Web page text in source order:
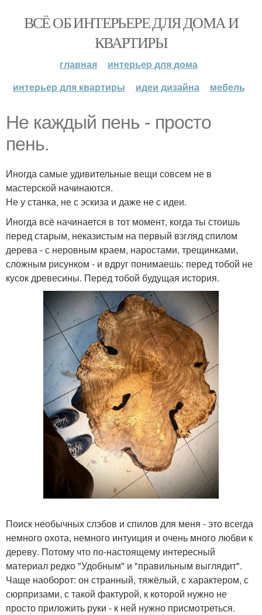
ВСЁ ОБ ИНТЕРЬЕРЕ ДЛЯ ДОМА И
КВАРТИРЫ
главная
интерьер для дома
интерьер для квартиры
идеи дизайна мебель
Не каждый пень - просто
пень.
Иногда самые удивительные вещи совсем не в
мастерской начинаются.
Не у станка, не с эскиза и даже не с идеи.
Иногда всё начинается в тот момент, когда ты стоишь
перед старым, неказистым на первый взгляд спилом
дерева - с неровным краем, наростами, трещинками,
сложным рисунком - и вдруг понимаешь: перед тобой не
кусок древесины. Перед тобой будущая история.
Поиск необычных слэбов и спилов для меня - это всегда
немного охота, немного интуиция и очень много любви к
дереву. Потому что по-настоящему интересный
материал редко "Удобным" и "правильным выглядит".
Чаще наоборот: он странный, тяжёлый, с характером, с
сюрпризами, с такой фактурой, к которой нужно не
просто приложить руки - к ней нужно присмотреться.